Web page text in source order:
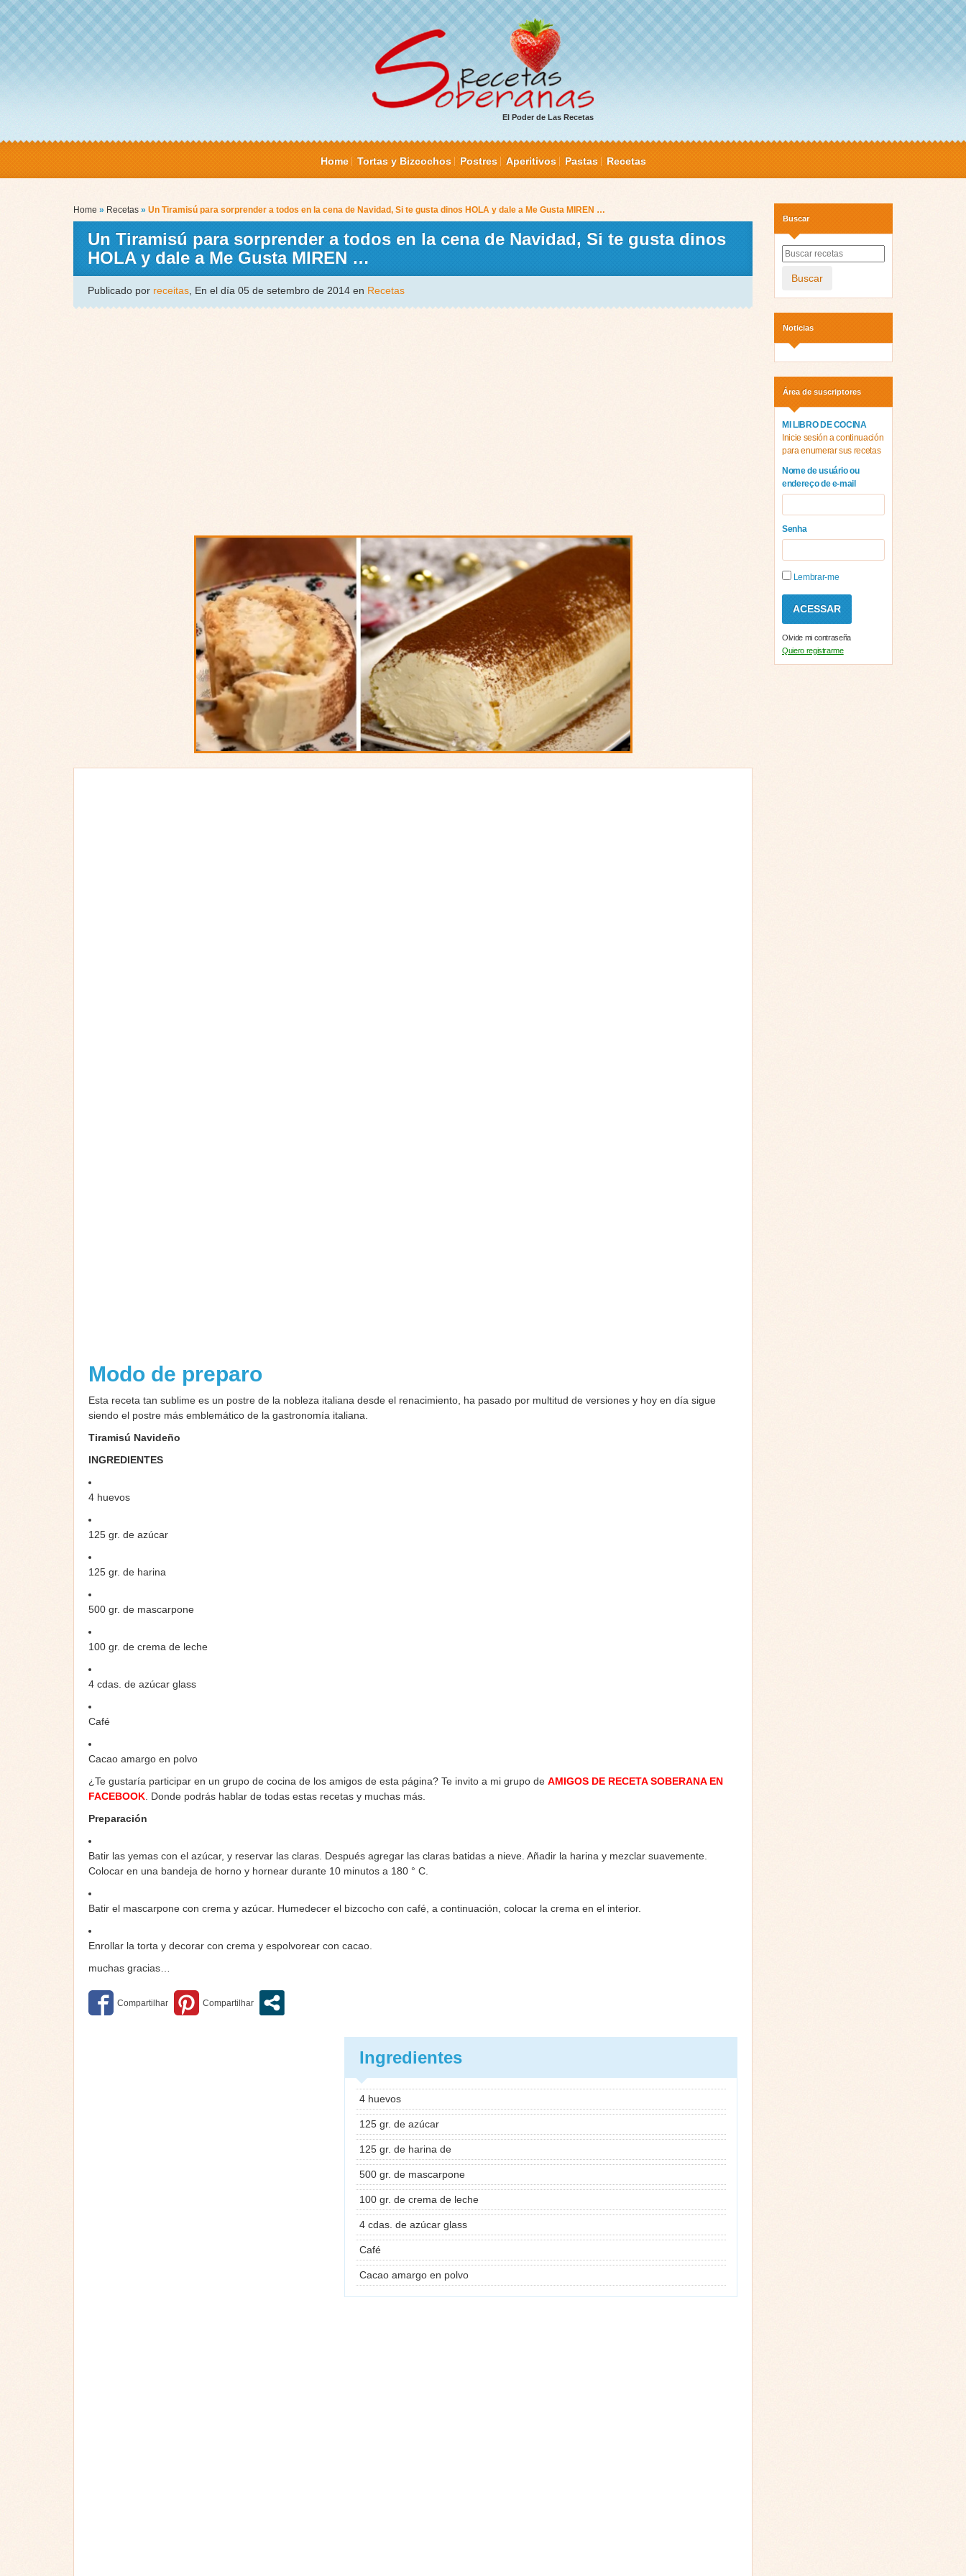
El Poder de Las Recetas
Home Tortas y Bizcochos Postres Aperitivos Pastas Recetas
Home » Recetas » Un Tiramisú para sorprender a todos en la cena de Navidad, Si te gusta dinos HOLA y dale a Me Gusta MIREN …
Un Tiramisú para sorprender a todos en la cena de Navidad, Si te gusta dinos
HOLA y dale a Me Gusta MIREN …
Publicado por receitas , En el día 05 de setembro de 2014 en Recetas
Modo de preparo
Esta receta tan sublime es un postre de la nobleza italiana desde el renacimiento, ha pasado por multitud de versiones y hoy en día sigue
siendo el postre más emblemático de la gastronomía italiana.
Tiramisú Navideño
INGREDIENTES
4 huevos
125 gr. de azúcar
125 gr. de harina
500 gr. de mascarpone
100 gr. de crema de leche
4 cdas. de azúcar glass
Café
Cacao amargo en polvo
¿Te gustaría participar en un grupo de cocina de los amigos de esta página? Te invito a mi grupo de AMIGOS DE RECETA SOBERANA EN
FACEBOOK . Donde podrás hablar de todas estas recetas y muchas más.
Preparación
Batir las yemas con el azúcar, y reservar las claras. Después agregar las claras batidas a nieve. Añadir la harina y mezclar suavemente.
Colocar en una bandeja de horno y hornear durante 10 minutos a 180 ° C.
Batir el mascarpone con crema y azúcar. Humedecer el bizcocho con café, a continuación, colocar la crema en el interior.
Enrollar la torta y decorar con crema y espolvorear con cacao.
muchas gracias…
Ingredientes
4 huevos
125 gr. de azúcar
125 gr. de harina de
500 gr. de mascarpone
100 gr. de crema de leche
4 cdas. de azúcar glass
Café
Cacao amargo en polvo
Buscar
Buscar
Noticias
Área de suscriptores
MI LIBRO DE COCINA
Inicie sesión a continuación
para enumerar sus recetas
Nome de usuário ou
endereço de e-mail
Senha
Lembrar-me
Olvide mi contraseña
Quiero registrarme